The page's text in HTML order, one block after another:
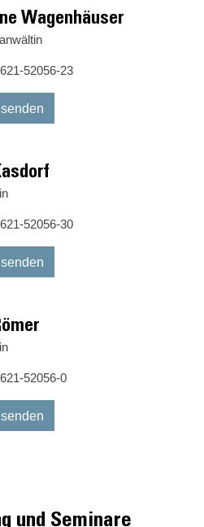
Wagenhäuser
52056-23
52056-30
52056-0
und Seminare